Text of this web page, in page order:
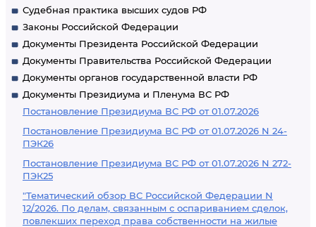
Судебная практика высших судов РФ
Законы Российской Федерации
Документы Президента Российской Федерации
Документы Правительства Российской Федерации
Документы органов государственной власти РФ
Документы Президиума и Пленума ВС РФ
Постановление Президиума ВС РФ от 01.07.2026
Постановление Президиума ВС РФ от 01.07.2026 N 24-
ПЭК26
Постановление Президиума ВС РФ от 01.07.2026 N 272-
ПЭК25
"Тематический обзор ВС Российской Федерации N
12/2026. По делам, связанным с оспариванием сделок,
повлекших переход права собственности на жилые